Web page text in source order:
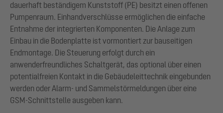
dauerhaft beständigem Kunststoff (PE) besitzt einen offenen
Pumpenraum. Einhandverschlüsse ermöglichen die einfache
Entnahme der integrierten Komponenten. Die Anlage zum
Einbau in die Bodenplatte ist vormontiert zur bauseitigen
Endmontage. Die Steuerung erfolgt durch ein
anwenderfreundliches Schaltgerät, das optional über einen
potentialfreien Kontakt in die Gebäudeleittechnik eingebunden
werden oder Alarm- und Sammelstörmeldungen über eine
GSM-Schnittstelle ausgeben kann.